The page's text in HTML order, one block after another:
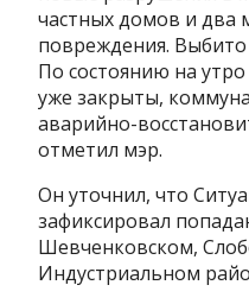
частных домов и два
повреждения.
По состоянию на
уже закрыты,
аварийно-
отметил мэр.
Он уточнил, что
зафиксировал
Шевченковском,
Индустриальном